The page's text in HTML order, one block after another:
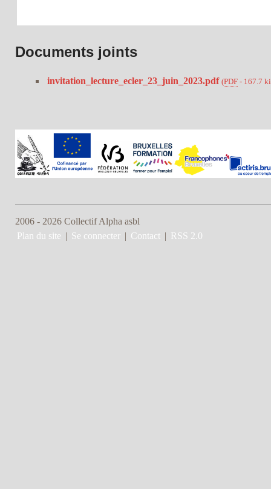
Documents joints
invitation_lecture_ecler_23_juin_2023.pdf (PDF- 167.7
2006 - 2026 Collectif Alpha asbl
Plan du site | Se connecter | Contact | RSS 2.0